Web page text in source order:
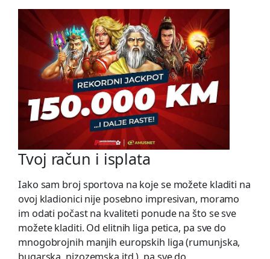
Tvoj račun i isplata
Iako sam broj sportova na koje se možete kladiti na
ovoj kladionici nije posebno impresivan, moramo
im odati počast na kvaliteti ponude na što se sve
možete kladiti. Od elitnih liga petica, pa sve do
mnogobrojnih manjih europskih liga (rumunjska,